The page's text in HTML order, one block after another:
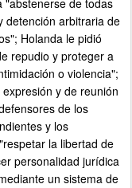
"abstenerse de todas
detención arbitraria de
Holanda le pidió
repudio y proteger a
o violencia";
y de reunión
de los
y los
la libertad de
personalidad jurídica
un sistema de